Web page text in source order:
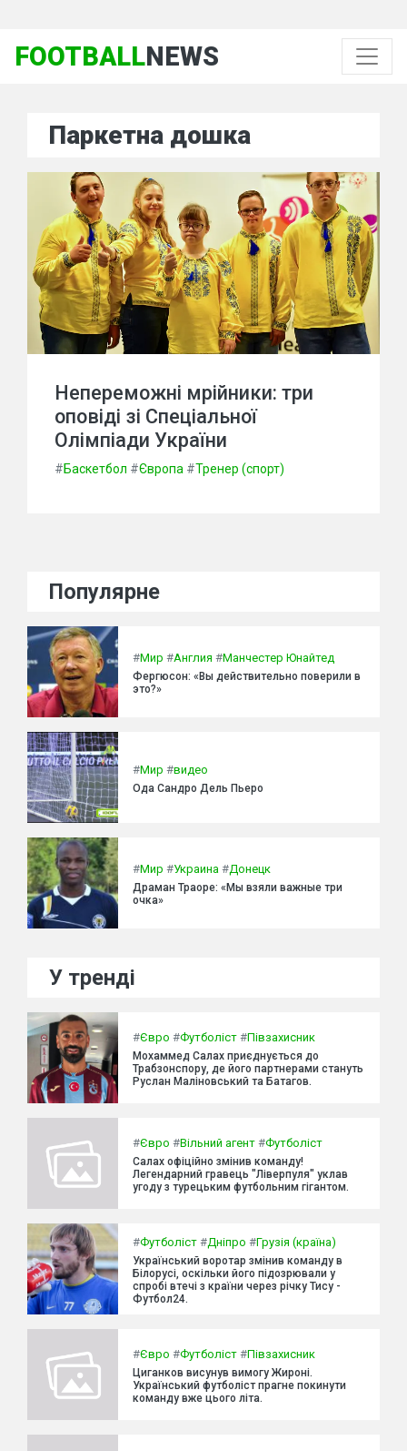
FOOTBALLNEWS
Паркетна дошка
Непереможні мрійники: три
оповіді зі Спеціальної
Олімпіади України
#Баскетбол #Європа #Тренер (спорт)
Популярне
#Мир #Англия #Манчестер Юнайтед
Фергюсон: «Вы действительно поверили в
это?»
#Мир #видео
Ода Сандро Дель Пьеро
#Мир #Украина #Донецк
Драман Траоре: «Мы взяли важные три
очка»
У тренді
#Євро #Футболіст #Півзахисник
Мохаммед Салах приєднується до
Трабзонспору, де його партнерами стануть
Руслан Маліновський та Батагов.
#Євро #Вільний агент #Футболіст
Салах офіційно змінив команду!
Легендарний гравець "Ліверпуля" уклав
угоду з турецьким футбольним гігантом.
#Футболіст #Дніпро #Грузія (країна)
Український воротар змінив команду в
Білорусі, оскільки його підозрювали у
спробі втечі з країни через річку Тису -
Футбол24.
#Євро #Футболіст #Півзахисник
Циганков висунув вимогу Жироні.
Український футболіст прагне покинути
команду вже цього літа.